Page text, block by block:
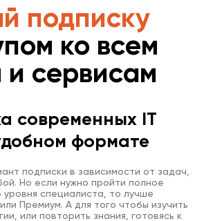
подписку
ко всем
и сервисам
современных IT
формате
подписки в зависимости от задач,
Но если нужно пройти полное
уровня специалиста, то лучше
Премиум. А для того чтобы изучить
или повторить знания, готовясь к